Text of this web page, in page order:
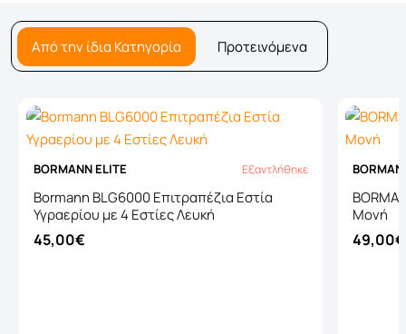
Από την ίδια Κατηγορία Προτεινόμενα
Εξαντλήθηκε
BORMANN ELITE Εξαντλήθηκε
Bormann BLG6000 Επιτραπέζια Εστία
Υγραερίου με 4 Εστίες Λευκή
45,00€
Μονή
49,00€